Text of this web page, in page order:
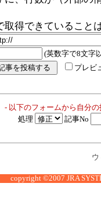
(英数字で8文字
プレビ
- 以下のフォームから自分
処理
記事No
copyright ©2007 JRA